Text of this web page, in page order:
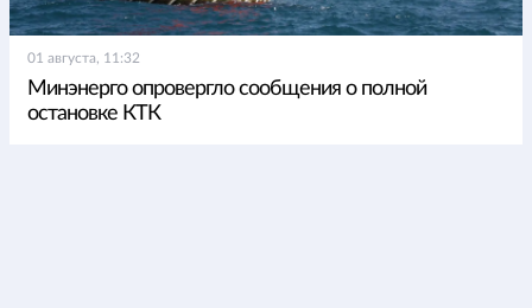
01 августа, 11:32
Минэнерго опровергло сообщения о полной
остановке КТК